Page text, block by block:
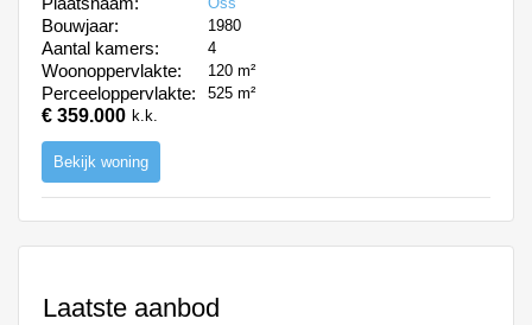
Bouwjaar: 1980
Aantal kamers: 4
Woonoppervlakte: 120 m²
Perceeloppervlakte: 525 m²
€ 359.000 k.k.
Bekijk woning
Laatste aanbod